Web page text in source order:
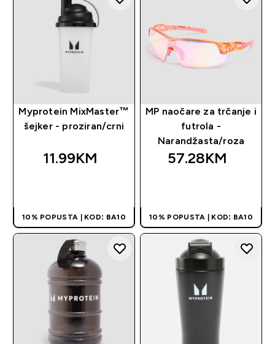
Myprotein MixMaster™
šejker - proziran/crni
11.99KM‎
10% POPUSTA | KOD: BA10
MP naočare za trčanje i
futrola -
Narandžasta/roza
57.28KM‎
10% POPUSTA | KOD: BA10